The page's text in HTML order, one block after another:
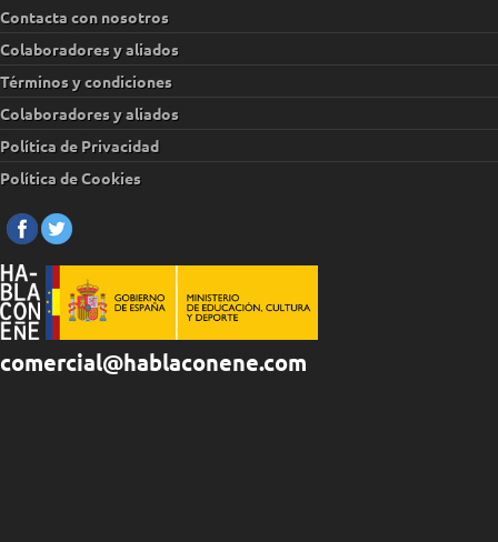
Contacta con nosotros
Colaboradores y aliados
Términos y condiciones
Colaboradores y aliados
Política de Privacidad
Política de Cookies
comercial@hablaconene.com